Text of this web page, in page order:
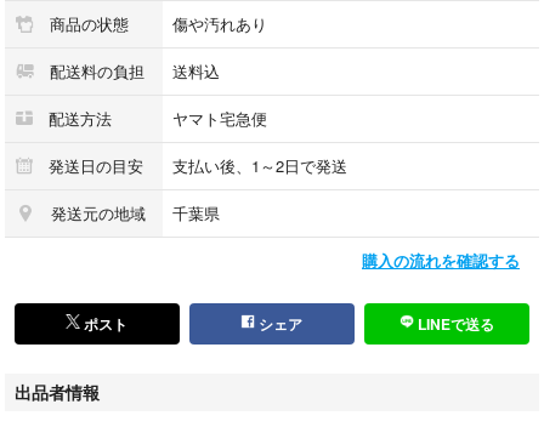
中古商品につき、傷や汚れがございます。
中古品という特性をご理解いただきご購入のご検討をお願い致します。
安全に関わる器材のため、使用頻度や経過日数により定期的な点検・メン
テナンスを推奨します。
複数のサイト、店頭にて在庫を共有しておりますので、ご注文後欠品とな
る場合がございます。予めご了承ください。
木更津アウトレット店で取り扱い中です。
お支払い確定後、エアーチェックをして発送させていただきます。
ヤマト運輸で追跡ありの発送です。
管理用コード：2500000553691
商品の状態 傷や汚れあり
配送料の負担 送料込
配送方法 ヤマト宅急便
発送日の目安 支払い後、1～2日で発送
発送元の地域 千葉県
購入の流れを確認する
ポスト シェア LINEで送る
出品者情報